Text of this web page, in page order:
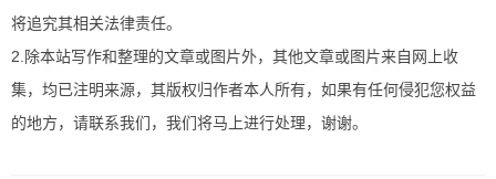
将追究其相关法律责任。
2.除本站写作和整理的文章或图片外，其他文章或图片来自网上收
集，均已注明来源，其版权归作者本人所有，如果有任何侵犯您权益
的地方，请联系我们，我们将马上进行处理，谢谢。